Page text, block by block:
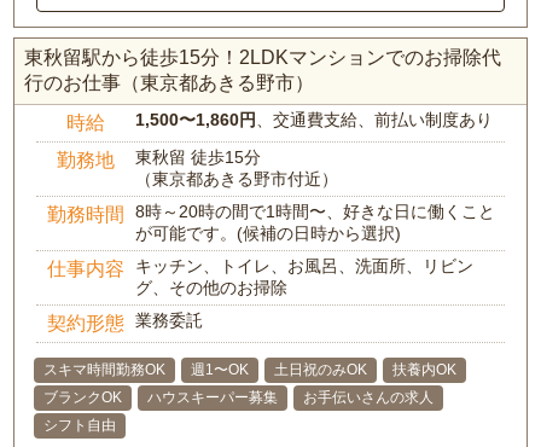
東秋留駅から徒歩15分！2LDKマンションでのお掃除代
行のお仕事（東京都あきる野市）
時給 1,500〜1,860円 、交通費支給、前払い制度あり
勤務地
東秋留 徒歩15分
（東京都あきる野市付近）
勤務時間
8時～20時の間で1時間〜、好きな日に働くこと
が可能です。(候補の日時から選択)
仕事内容
キッチン、トイレ、お風呂、洗面所、リビン
グ、その他のお掃除
契約形態 業務委託
スキマ時間勤務OK 週1〜OK 土日祝のみOK
扶養内OK
ブランクOK
ハウスキーパー募集
お手伝いさんの求人
シフト自由